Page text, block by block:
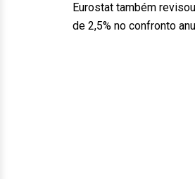
Eurostat também
de 2,5% no confronto